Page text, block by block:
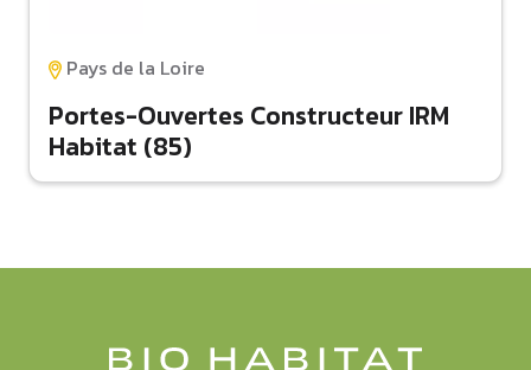
Pays de la Loire
Portes-Ouvertes Constructeur IRM
Habitat (85)